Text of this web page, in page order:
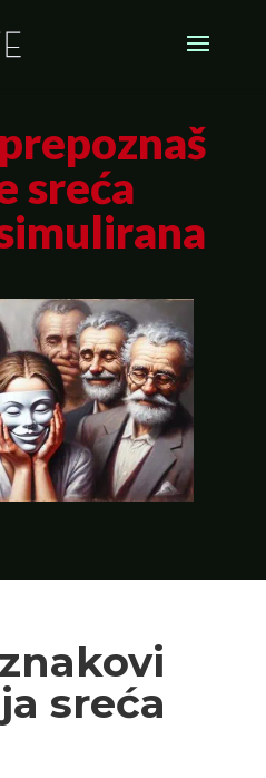
sreća
sreća